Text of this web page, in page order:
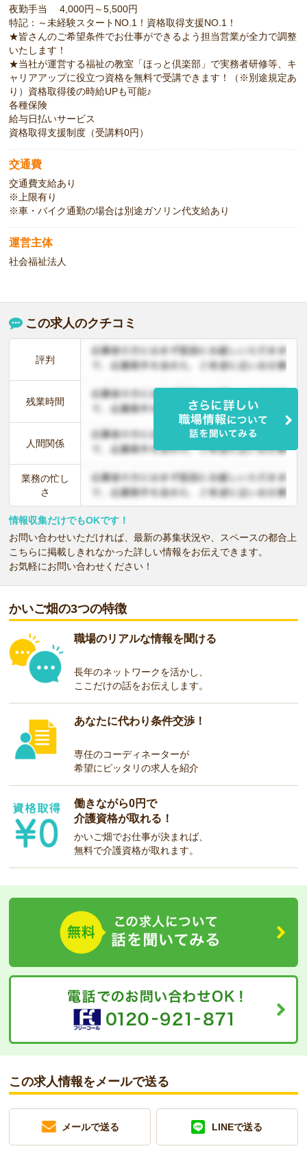
夜勤手当 4,000円～5,500円
特記：～未経験スタートNO.1！資格取得支援NO.1！
★皆さんのご希望条件でお仕事ができるよう担当営業が全力で調整
いたします！
★当社が運営する福祉の教室「ほっと倶楽部」で実務者研修等、キ
ャリアアップに役立つ資格を無料で受講できます！（※別途規定あ
り）資格取得後の時給UPも可能♪
各種保険
給与日払いサービス
資格取得支援制度（受講料0円）
交通費
交通費支給あり
※上限有り
※車・バイク通勤の場合は別途ガソリン代支給あり
運営主体
社会福祉法人
この求人のクチコミ
評判
残業時間
人間関係
業務の忙し
さ
情報収集だけでもOKです！
お問い合わせいただければ、最新の募集状況や、スペースの都合上
こちらに掲載しきれなかった詳しい情報をお伝えできます。
お気軽にお問い合わせください！
かいご畑の3つの特徴
職場のリアルな情報を聞ける
長年のネットワークを活かし、
ここだけの話をお伝えします。
あなたに代わり条件交渉！
専任のコーディネーターが
希望にピッタリの求人を紹介
働きながら0円で
介護資格が取れる！
かいご畑でお仕事が決まれば、
無料で介護資格が取れます。
この求人情報をメールで送る
メールで送る LINEで送る